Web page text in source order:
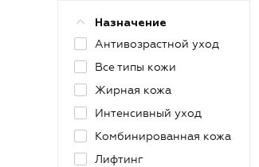
Назначение
Антивозрастной уход
Все типы кожи
Жирная кожа
Интенсивный уход
Комбинированная кожа
Лифтинг